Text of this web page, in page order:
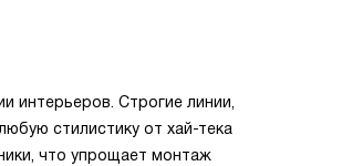
интерьеров. Строгие линии,
стилистику от хай-тека
что упрощает монтаж